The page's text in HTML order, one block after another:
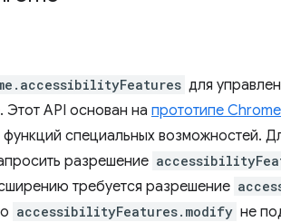
для
API основан на прототипе
функций специальных возможностей.
разрешение
требуется разрешение
accessibilityFeatures.modify не